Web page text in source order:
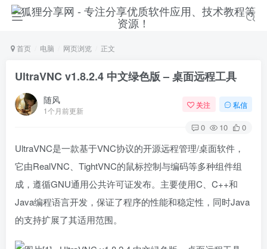
首页 电脑 网页浏览 正文
UltraVNC v1.8.2.4 中文绿色版 – 桌面远程工具
随风
1个月前更新
关注 私信
0 10 0
UltraVNC是一款基于VNC协议的开源远程管理/桌面软件，
它由RealVNC、TightVNC的鼠标控制与编码等多种组件组
成，遵循GNU通用公共许可证发布。主要使用C、C++和
Java编程语言开发，保证了程序的性能和稳定性，同时Java
的支持扩展了其适用范围。